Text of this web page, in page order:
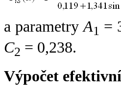
a parametryA1 =
C2 = 0,238.
Výpočet